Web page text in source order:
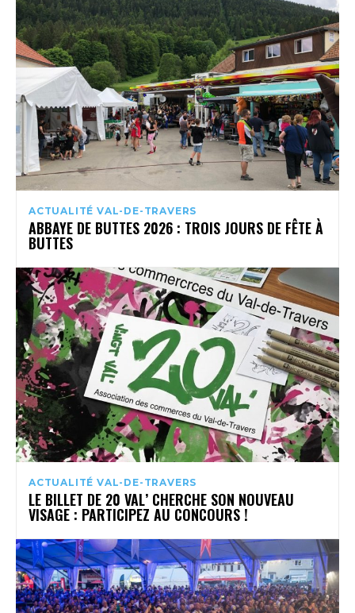
ACTUALITÉ VAL-DE-TRAVERS
ABBAYE DE BUTTES 2026 : TROIS JOURS DE FÊTE À
BUTTES
ACTUALITÉ VAL-DE-TRAVERS
LE BILLET DE 20 VAL’ CHERCHE SON NOUVEAU
VISAGE : PARTICIPEZ AU CONCOURS !